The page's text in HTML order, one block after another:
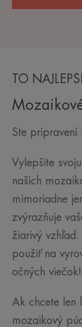
TO
Ste pripravení
Vylepšite
našich
mimoriadne
zvýrazňuje
žiarivý
použiť na
očných viečok!
Ak chcete len
mozaikový